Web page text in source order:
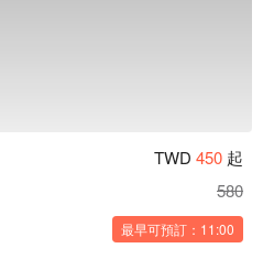
TWD 450 起
580
最早可預訂：11:00